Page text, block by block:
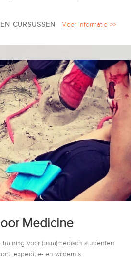
CURSUSSEN Meer informatie >>
Medicine
voor (para)medisch studenten
expeditie- en wildernis